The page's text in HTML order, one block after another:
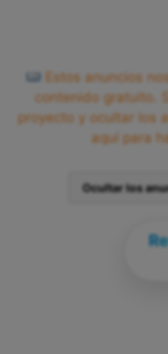
Estos anuncios
contenido gratuito.
proyecto y ocultar los
aquí para
Ocultar los